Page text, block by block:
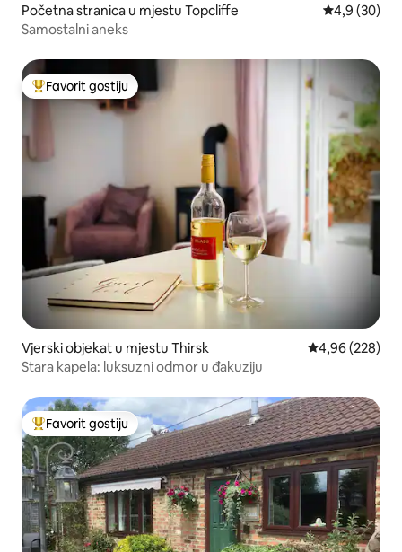
Početna stranica u mjestu Topcliffe prosječna
4,9 (30)
Samostalni aneks
Glavni favorit gostiju
Favorit gostiju
Vjerski objekat u mjestu Thirsk prosječna
4,96 (228)
Stara kapela: luksuzni odmor u đakuziju
Glavni favorit gostiju
Favorit gostiju